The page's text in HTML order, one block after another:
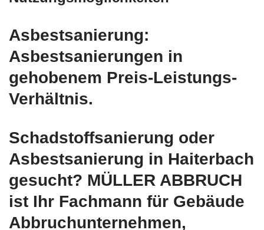
Asbestsanierung:
Asbestsanierungen in
gehobenem Preis-Leistungs-
Verhältnis.
Schadstoffsanierung oder
Asbestsanierung in Haiterbach
gesucht? MÜLLER ABBRUCH
ist Ihr Fachmann für Gebäude
Abbruchunternehmen,